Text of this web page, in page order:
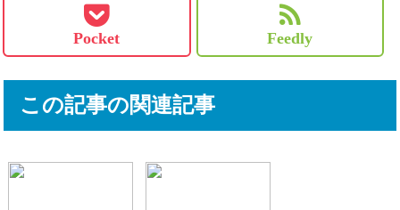
Pocket Feedly
この記事の関連記事